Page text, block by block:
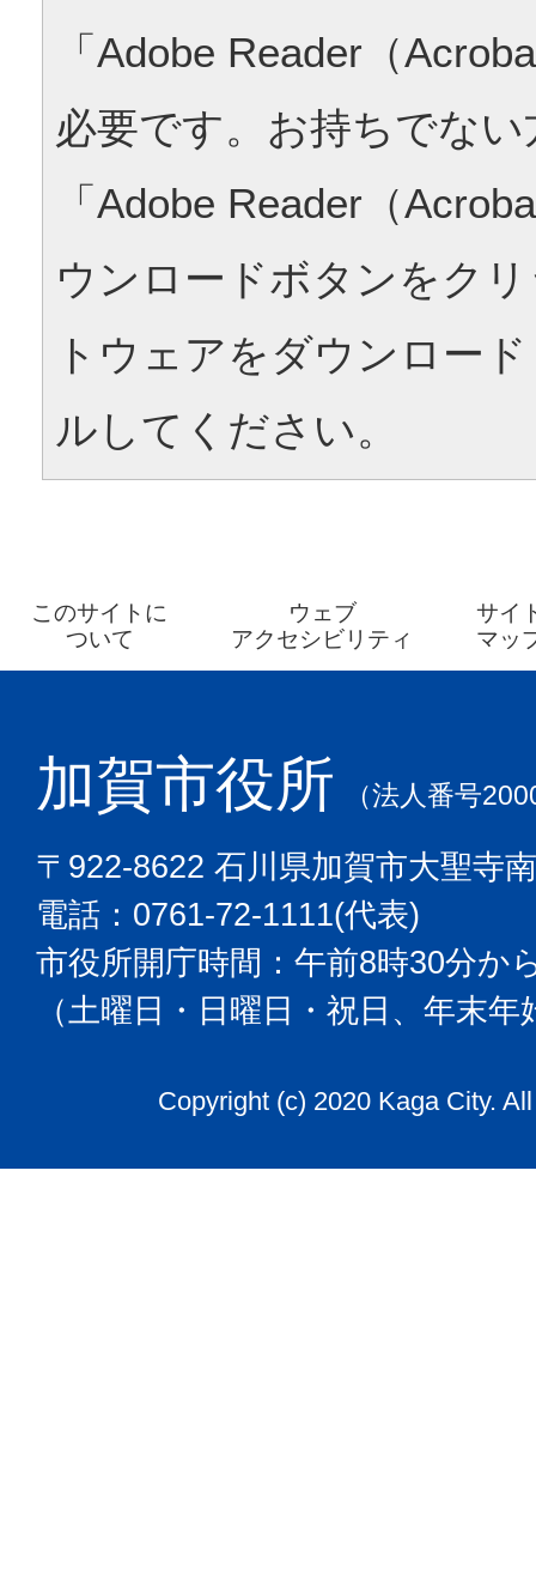
「Adobe Reader（
必要です。お持ちでな
「Adobe Reader（
ウンロードボタンをク
トウェアをダウンロー
ルしてください。
このサイトに
ついて
ウェブ
アクセシビリティ
サイ
マッ
加賀市役所 （法人番号
〒922-8622 石川県加賀市大聖寺
電話：0761-72-1111(代表)
市役所開庁時間：午前8時30分か
（土曜日・日曜日・祝日、年末
Copyright (c) 2020 Kaga City.